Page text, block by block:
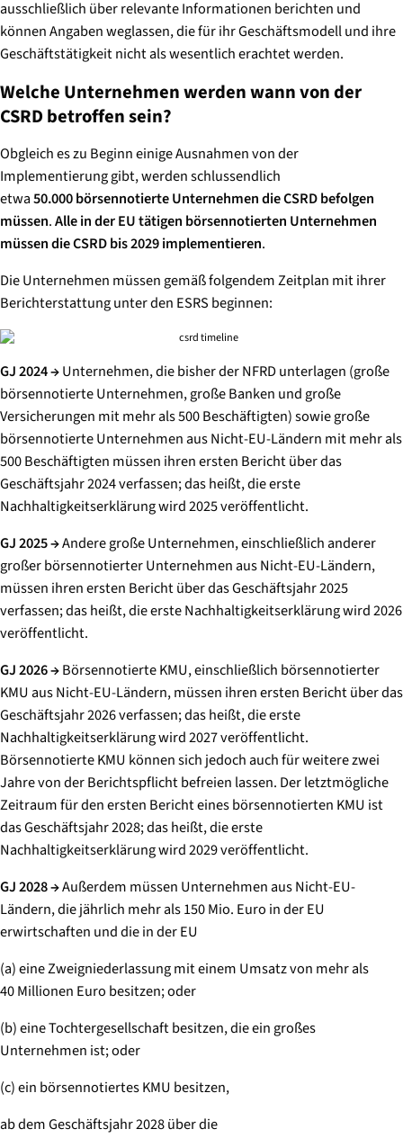
ausschließlich über relevante Informationen berichten und
können Angaben weglassen, die für ihr Geschäftsmodell und ihre
Geschäftstätigkeit nicht als wesentlich erachtet werden.
Welche Unternehmen werden wann von der
CSRD betroffen sein?
Obgleich es zu Beginn einige Ausnahmen von der
Implementierung gibt, werden schlussendlich
etwa50.000 börsennotierte Unternehmen die CSRD befolgen
müssen.Alle in der EU tätigen börsennotierten Unternehmen
müssen die CSRD bis 2029 implementieren.
Die Unternehmen müssen gemäß folgendem Zeitplan mit ihrer
Berichterstattung unter den ESRS beginnen:
GJ 2024 →​Unternehmen, die bisher der NFRD unterlagen (große
börsennotierte Unternehmen, große Banken und große
Versicherungen mit mehr als 500 Beschäftigten) sowie große
börsennotierte Unternehmen aus Nicht-EU-Ländern mit mehr als
500 Beschäftigten müssen ihren ersten Bericht über das
Geschäftsjahr 2024 verfassen; das heißt, die erste
Nachhaltigkeitserklärung wird 2025 veröffentlicht.
GJ 2025 →​Andere große Unternehmen, einschließlich anderer
großer börsennotierter Unternehmen aus Nicht-EU-Ländern,
müssen ihren ersten Bericht über das Geschäftsjahr 2025
verfassen; das heißt, die erste Nachhaltigkeitserklärung wird 2026
veröffentlicht.
GJ 2026 →​ Börsennotierte KMU, einschließlich börsennotierter
KMU aus Nicht-EU-Ländern, müssen ihren ersten Bericht über das
Geschäftsjahr 2026 verfassen; das heißt, die erste
Nachhaltigkeitserklärung wird 2027 veröffentlicht.
Börsennotierte KMU können sich jedoch auch für weitere zwei
Jahre von der Berichtspflicht befreien lassen. Der letztmögliche
Zeitraum für den ersten Bericht eines börsennotierten KMU ist
das Geschäftsjahr 2028; das heißt, die erste
Nachhaltigkeitserklärung wird 2029 veröffentlicht.
GJ 2028 →​ Außerdem müssen Unternehmen aus Nicht-EU-
Ländern, die jährlich mehr als 150 Mio. Euro in der EU
erwirtschaften und die in der EU
(a) eine Zweigniederlassung mit einem Umsatz von mehr als
40 Millionen Euro besitzen; oder
(b) eine Tochtergesellschaft besitzen, die ein großes
Unternehmen ist; oder
(c) ein börsennotiertes KMU besitzen,
ab dem Geschäftsjahr 2028 über die